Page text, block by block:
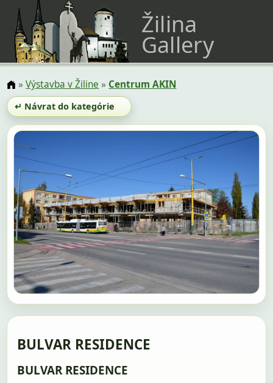
Žilina
Gallery
»Výstavba v Žiline » Centrum AKIN
↵ Návrat do kategórie
BULVAR RESIDENCE
BULVAR RESIDENCE